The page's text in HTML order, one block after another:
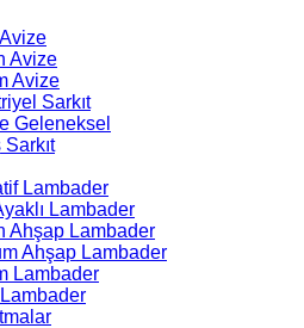
Avize
Avize
Sarkıt
Geleneksel
Lambader
Lambader
Ahşap Lambader
Ahşap Lambader
Lambader